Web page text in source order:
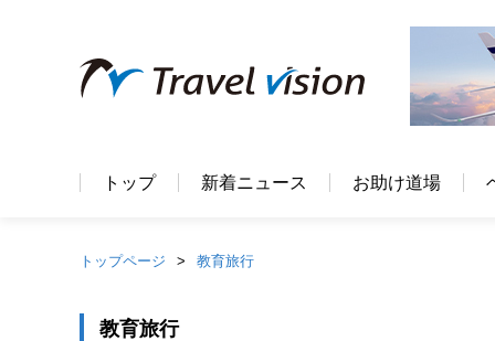
トップ 新着ニュース お助け道場
トップページ 教育旅行
教育旅行